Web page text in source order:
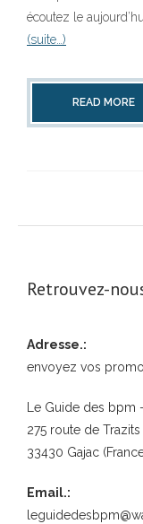
écoutez le
(suite…)
READ MORE
Retrouvez-
Adresse.:
envoyez vos
Le Guide des bpm
275 route de Trazits
33430 Gajac
Email.: